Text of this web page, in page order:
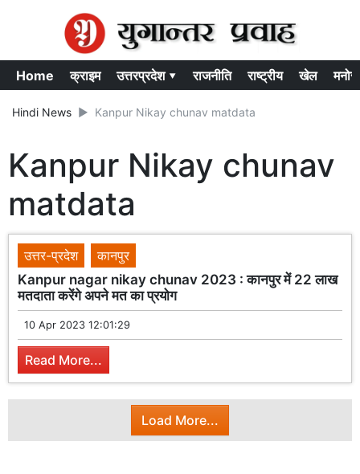
Home क्राइम उत्तरप्रदेश ▾ राजनीति राष्ट्रीय खेल
Hindi News Kanpur Nikay chunav matdata
Kanpur Nikay chunav
matdata
उत्तर-प्रदेश
कानपुर
Kanpur nagar nikay chunav 2023 : कानपुर में 22 लाख
मतदाता करेंगे अपने मत का प्रयोग
10 Apr 2023 12:01:29
Read More...
Load More...